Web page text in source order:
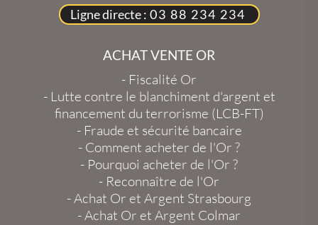
Ligne directe : 03 88 234 234
ACHAT VENTE OR
- Fiscalité Or
- Lutte contre le blanchiment d'argent et
financement du terrorisme (LCB-FT)
- Fraude et sécurité bancaire
- Comment acheter de l'Or ?
- Pourquoi acheter de l'Or ?
- Reconnaître de l'Or
-Achat Or et Argent Strasbourg
-Achat Or et Argent Colmar